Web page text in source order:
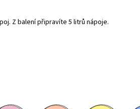
Z balení připravíte 5 litrů nápoje.